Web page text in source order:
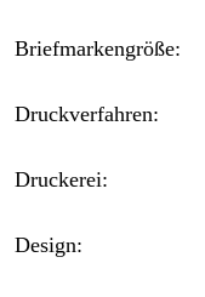
Briefmarkengröße:
Druckverfahren:
Druckerei:
Design: